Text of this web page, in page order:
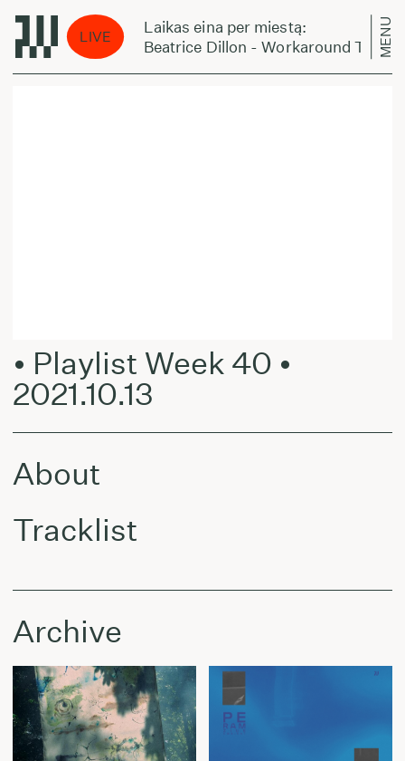
LIVE
Laikas eina per miestą:
Beatrice Dillon - Workaround Two
MENU
• Playlist Week 40 •
2021.10.13
About
Tracklist
Archive